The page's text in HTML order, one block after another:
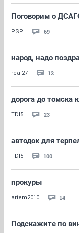
Поговорим о
PSP 69
народ, надо
real27 12
дорога до томска
TDI5 23
автодок для
TDI5 100
прокуры
artem2010 14
Подскажите по